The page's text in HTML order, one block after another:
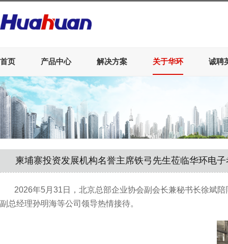
首页 产品中心 解决方案 关于华环 诚聘
柬埔寨投资发展机构名誉主席铁弓先生莅临华环电
2026年5月 31 日， 北京总部企业协会副会长兼秘书长徐斌陪
副总经理孙明海等公司领导热情接待。